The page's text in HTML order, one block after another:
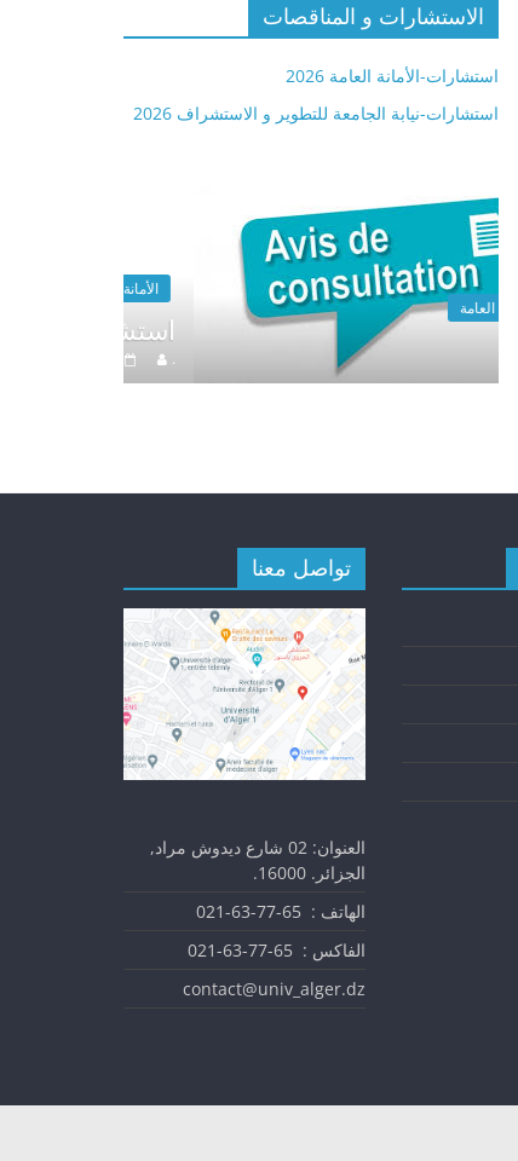
الاستشارات و المناقصات
استشارات-الأمانة العامة 2026
استشارات-نيابة الجامعة للتطوير و الاستشراف 2026
الأمانة العامة
تواصل معنا
العنوان: 02 شارع ديدوش مراد,
الجزائر. 16000.
الهاتف : 65-77-63-021
الفاكس : 65-77-63-021
contact@univ_alger.dz